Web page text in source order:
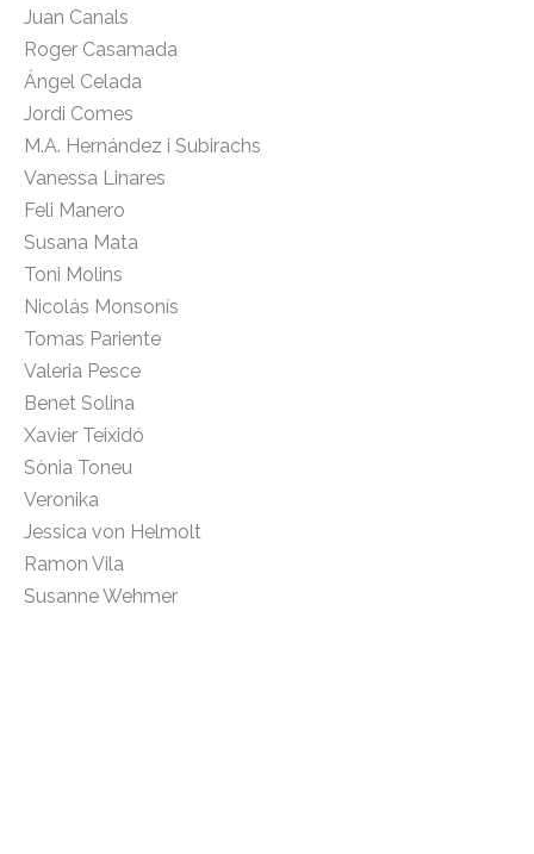
Juan Canals
Roger Casamada
Ángel Celada
Jordi Comes
M.A. Hernández i Subirachs
Vanessa Linares
Feli Manero
Susana Mata
Toni Molins
Nicolás Monsonís
Tomas Pariente
Valeria Pesce
Benet Solina
Xavier Teixidó
Sònia Toneu
Veronika
Jessica von Helmolt
Ramon Vila
Susanne Wehmer